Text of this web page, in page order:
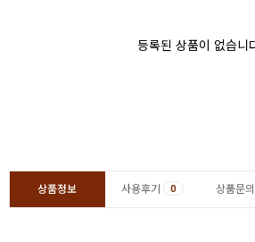
등록된 상품이 없습니
상품정보 사용후기 0 상품문의